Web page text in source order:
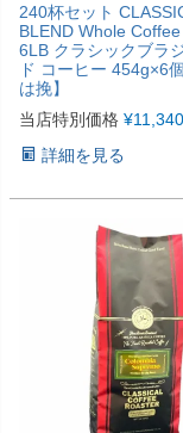
240杯セット
BLEND Whole
6LB クラシックブラ
ド コーヒー 454g×6
は挽】
当店特別価格 ¥11,340
詳細を見る